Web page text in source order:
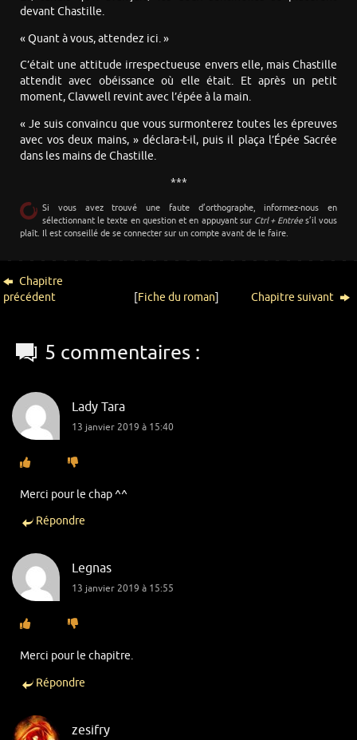
devant Chastille.
« Quant à vous, attendez ici. »
C’était une attitude irrespectueuse envers elle, mais Chastille
attendit avec obéissance où elle était. Et après un petit
moment, Clavwell revint avec l’épée à la main.
« Je suis convaincu que vous surmonterez toutes les épreuves
avec vos deux mains, » déclara-t-il, puis il plaça l’Épée Sacrée
dans les mains de Chastille.
***
Si vous avez trouvé une faute d’orthographe, informez-nous en
sélectionnant le texte en question et en appuyant sur Ctrl + Entrées’il vous
plaît. Il est conseillé de se connecter sur un compte avant de le faire.
Chapitre
précédent
[Fiche du roman] Chapitre suivant
5 commentaires :
Lady Tara
13 janvier 2019 à 15:40
Merci pour le chap ^^
Répondre
Legnas
13 janvier 2019 à 15:55
Merci pour le chapitre.
Répondre
zesifry